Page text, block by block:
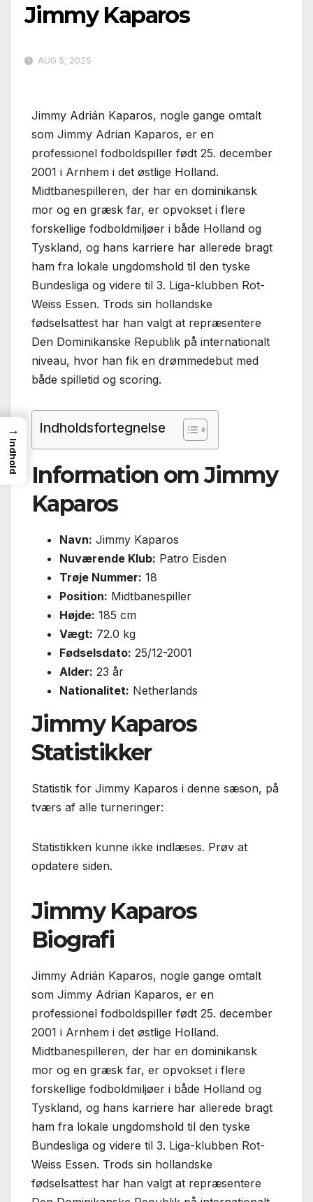
Jimmy Kaparos
AUG 5, 2025
Jimmy Adrián Kaparos, nogle gange omtalt
som Jimmy Adrian Kaparos, er en
professionel fodboldspiller født 25. december
2001 i Arnhem i det østlige Holland.
Midtbanespilleren, der har en dominikansk
mor og en græsk far, er opvokset i flere
forskellige fodboldmiljøer i både Holland og
Tyskland, og hans karriere har allerede bragt
ham fra lokale ungdomshold til den tyske
Bundesliga og videre til 3. Liga-klubben Rot-
Weiss Essen. Trods sin hollandske
fødselsattest har han valgt at repræsentere
Den Dominikanske Republik på internationalt
niveau, hvor han fik en drømmedebut med
både spilletid og scoring.
Indholdsfortegnelse
Information om Jimmy
Kaparos
Navn: Jimmy Kaparos
Nuværende Klub: Patro Eisden
Trøje Nummer: 18
Position: Midtbanespiller
Højde: 185 cm
Vægt: 72.0 kg
Fødselsdato: 25/12-2001
Alder: 23 år
Nationalitet: Netherlands
Jimmy Kaparos
Statistikker
Statistik for Jimmy Kaparos i denne sæson, på
tværs af alle turneringer:
Statistikken kunne ikke indlæses. Prøv at
opdatere siden.
Jimmy Kaparos
Biografi
Jimmy Adrián Kaparos, nogle gange omtalt
som Jimmy Adrian Kaparos, er en
professionel fodboldspiller født 25. december
2001 i Arnhem i det østlige Holland.
Midtbanespilleren, der har en dominikansk
mor og en græsk far, er opvokset i flere
forskellige fodboldmiljøer i både Holland og
Tyskland, og hans karriere har allerede bragt
ham fra lokale ungdomshold til den tyske
Bundesliga og videre til 3. Liga-klubben Rot-
Weiss Essen. Trods sin hollandske
fødselsattest har han valgt at repræsentere
→
Indhold